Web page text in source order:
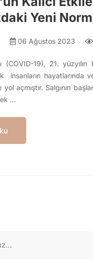
Yeni
06 Ağustos 2023
(COVID-19), 21. yüzyılın
insanların hayatlarında ve
açmıştır. Salgının
…